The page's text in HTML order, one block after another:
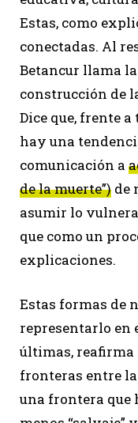
Estas, como
conectadas. Al
Betancur llama
construcción de
Dice que, frente
hay una
comunicación a
de la muerte”) de
asumir lo
que como un
explicaciones.
Estas formas de
representarlo en
últimas, reafirma
fronteras entre
una frontera que